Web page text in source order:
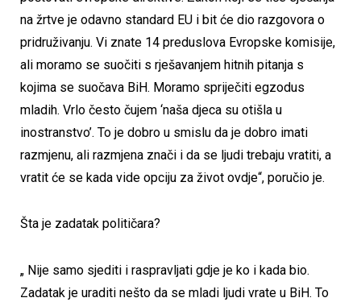
na žrtve je odavno standard EU i bit će dio razgovora o
pridruživanju. Vi znate 14 preduslova Evropske komisije,
ali moramo se suočiti s rješavanjem hitnih pitanja s
kojima se suočava BiH. Moramo spriječiti egzodus
mladih. Vrlo često čujem ‘naša djeca su otišla u
inostranstvo’. To je dobro u smislu da je dobro imati
razmjenu, ali razmjena znači i da se ljudi trebaju vratiti, a
vratit će se kada vide opciju za život ovdje“, poručio je.
Šta je zadatak političara?
„ Nije samo sjediti i raspravljati gdje je ko i kada bio.
Zadatak je uraditi nešto da se mladi ljudi vrate u BiH. To